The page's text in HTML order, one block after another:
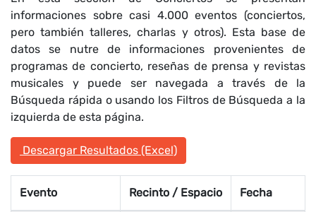
informaciones sobre casi 4.000 eventos (conciertos,
pero también talleres, charlas y otros). Esta base de
datos se nutre de informaciones provenientes de
programas de concierto, reseñas de prensa y revistas
musicales y puede ser navegada a través de la
Búsqueda rápida o usando los Filtros de Búsqueda a la
izquierda de esta página.
Descargar Resultados (Excel)
Evento Recinto / Espacio Fecha